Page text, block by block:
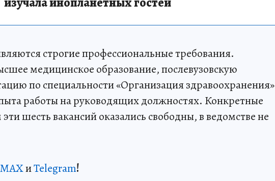
строгие профессиональные требования.
медицинское образование, послевузовскую
по специальности «Организация здравоохранения»
работы на руководящих должностях. Конкретные
шесть вакансий оказались свободны, в ведомстве не
МАХиTelegram!